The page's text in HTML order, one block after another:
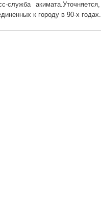
служба
к городу в 90-х годах.